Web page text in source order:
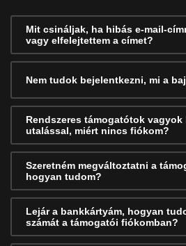
Mit csináljak, ha hibás e-mail-
vagy elfelejtettem a címet?
Nem tudok bejelentkezni, mi a
Rendszeres támogatótok vagyok
utalással, miért nincs fiókom?
Szeretném megváltoztatni a
hogyan tudom?
Lejár a bankkártyám, hogyan
számát a támogatói fiókomban?